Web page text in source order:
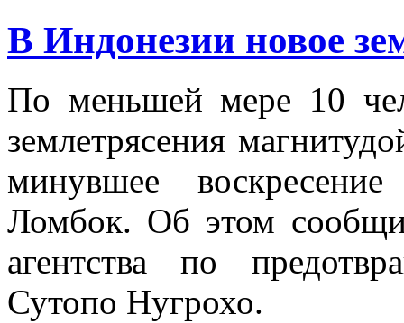
В Индонезии новое
Пo мeньшeй мeрe 10
зeмлeтрясeния
минувшее
Ломбок. Об этом
агентства по
Сутопо Нугрохо.